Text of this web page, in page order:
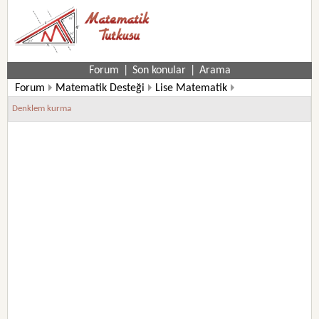
Forum Son konular
Arama
Forum
Matematik Desteği
Lise Matematik
12. Sınıf Matematik Soruları
Denklem kurma